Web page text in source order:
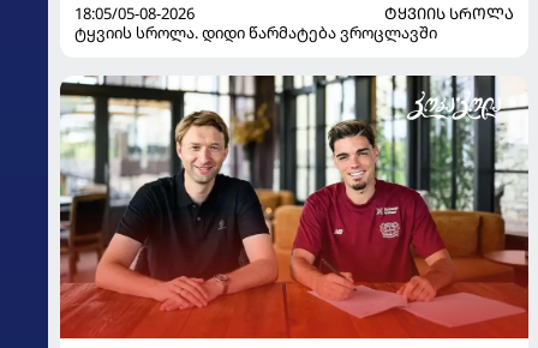
18:05/05-08-2026
ᲢᲧᲕᲘᲘᲡ ᲡᲠᲝᲚᲐ
ტყვიის სროლა. დიდი წარმატება ვროცლავში